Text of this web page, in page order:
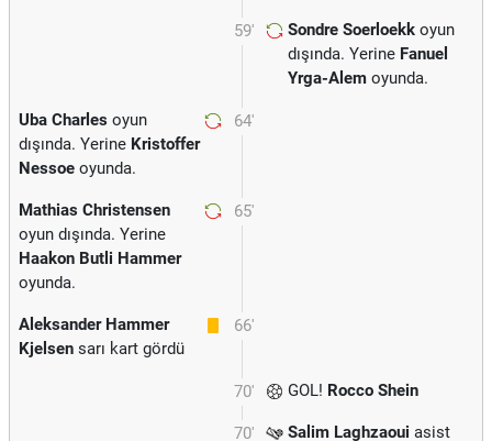
59' Sondre Soerloekk oyun
dışında. Yerine Fanuel
Yrga-Alem oyunda.
64'
Uba Charles oyun
dışında. Yerine Kristoffer
Nessoe oyunda.
65'
Mathias Christensen
oyun dışında. Yerine
Haakon Butli Hammer
oyunda.
66'
Aleksander Hammer
Kjelsen sarı kart gördü
70' GOL! Rocco Shein
70' Salim Laghzaoui asist